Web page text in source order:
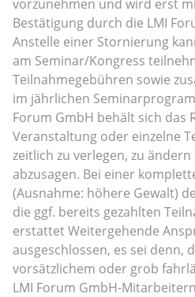
vorzunehmen und wird erst
Bestätigung durch die LMI
Anstelle einer Stornierung
am Seminar/Kongress
Teilnahmegebühren sowie
im jährlichen
Forum GmbH behält sich das
Veranstaltung oder einzelne
zeitlich zu verlegen, zu
abzusagen. Bei einer
(Ausnahme: höhere Gewalt)
die ggf. bereits gezahlten
erstattet Weitergehende
ausgeschlossen, es sei denn,
vorsätzlichem oder grob
LMI Forum GmbH-